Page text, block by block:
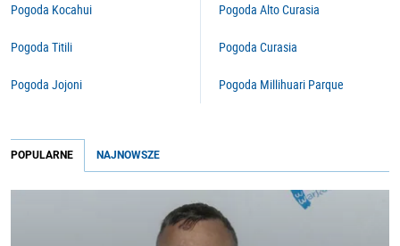
Pogoda Kocahui
Pogoda Titili
Pogoda Jojoni
Pogoda Alto Curasia
Pogoda Curasia
Pogoda Millihuari Parque
POPULARNE NAJNOWSZE